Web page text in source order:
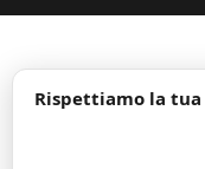
Rispettiamo la